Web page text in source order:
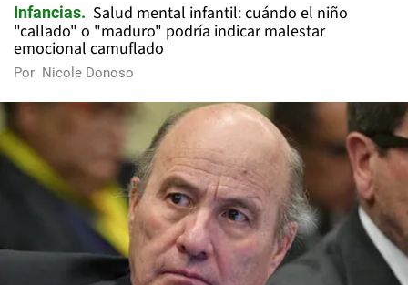
Infancias
Salud mental infantil: cuándo el niño
"callado" o "maduro" podría indicar malestar
emocional camuflado
Por Nicole Donoso